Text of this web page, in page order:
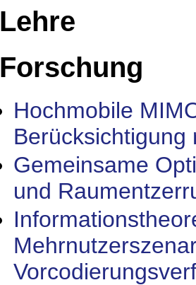
Lehre
Forschung
Hochmobile
Berücksichtigung
Gemeinsame
und